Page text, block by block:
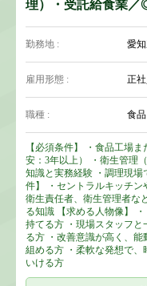
理）・受託給食業
勤務地 : 愛
雇用形態 : 正
職種 : 食品
【必須条件】 ・食品工場
安：3年以上） ・衛生管理
知識と実務経験 ・調理現
件】 ・セントラルキッチ
衛生責任者、衛生管理者な
る知識 【求める人物像】
持てる方 ・現場スタッフ
る方 ・改善意識が高く、
組める方 ・柔軟な発想で
いける方